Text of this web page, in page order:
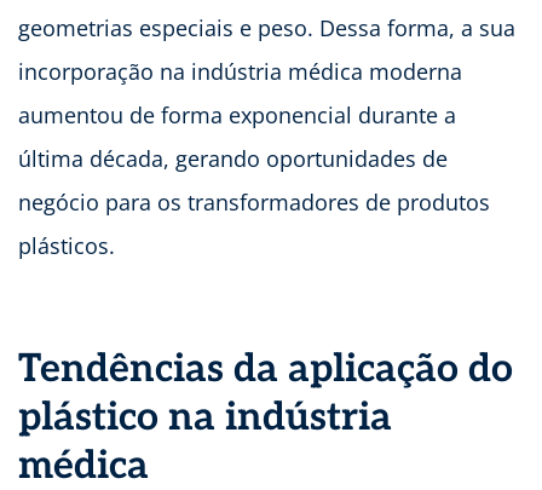
geometrias especiais e peso. Dessa forma, a sua
incorporação na indústria médica moderna
aumentou de forma exponencial durante a
última década, gerando oportunidades de
negócio para os transformadores de produtos
plásticos.
Tendências da aplicação do
plástico na indústria
médica